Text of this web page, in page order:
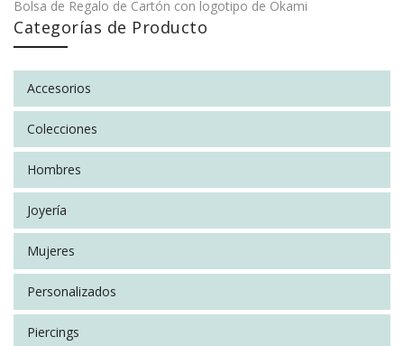
Facebook
on
GooglePinterest
Bolsa de Regalo de Cartón con logotipo de Okami
No hay valoraciones aún.
MEDIANA”
You must belogged into post a review.
SOCIAL CONNECT:
Categorías de Producto
Accesorios
Colecciones
Hombres
Joyería
Mujeres
Personalizados
Piercings